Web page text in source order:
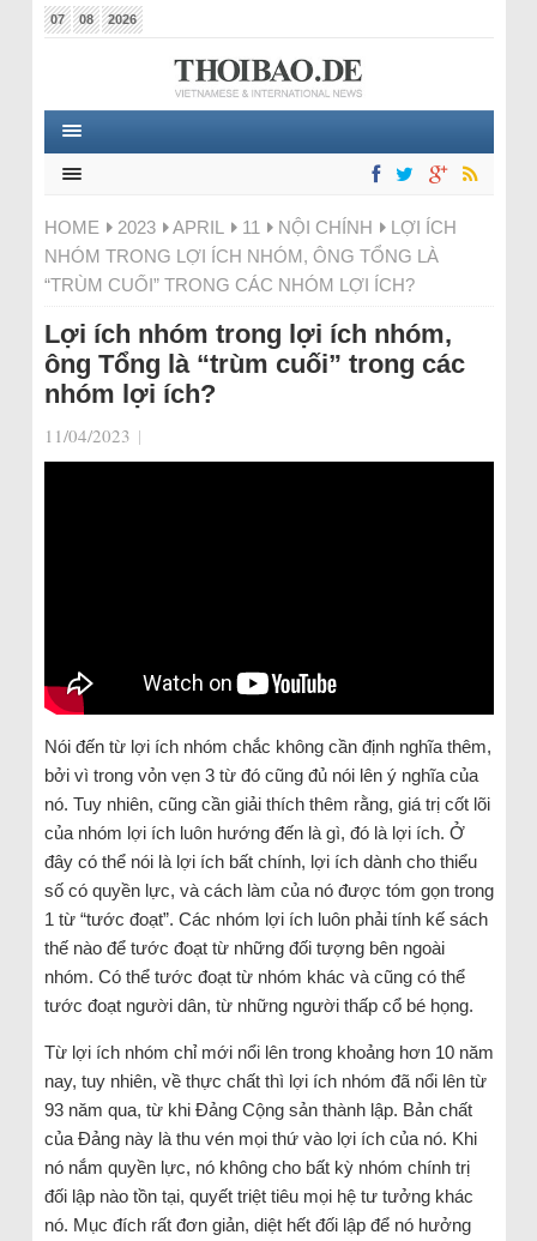
07 08 2026
HOME 2023 APRIL 11 NỘI CHÍNH
LỢI ÍCH
NHÓM TRONG LỢI ÍCH NHÓM, ÔNG TỔNG LÀ
“TRÙM CUỐI” TRONG CÁC NHÓM LỢI ÍCH?
Lợi ích nhóm trong lợi ích nhóm,
ông Tổng là “trùm cuối” trong các
nhóm lợi ích?
11/04/2023 |
Nói đến từ lợi ích nhóm chắc không cần định nghĩa thêm,
bởi vì trong vỏn vẹn 3 từ đó cũng đủ nói lên ý nghĩa của
nó. Tuy nhiên, cũng cần giải thích thêm rằng, giá trị cốt lõi
của nhóm lợi ích luôn hướng đến là gì, đó là lợi ích. Ở
đây có thể nói là lợi ích bất chính, lợi ích dành cho thiểu
số có quyền lực, và cách làm của nó được tóm gọn trong
1 từ “tước đoạt”. Các nhóm lợi ích luôn phải tính kế sách
thế nào để tước đoạt từ những đối tượng bên ngoài
nhóm. Có thể tước đoạt từ nhóm khác và cũng có thể
tước đoạt người dân, từ những người thấp cổ bé họng.
Từ lợi ích nhóm chỉ mới nổi lên trong khoảng hơn 10 năm
nay, tuy nhiên, về thực chất thì lợi ích nhóm đã nổi lên từ
93 năm qua, từ khi Đảng Cộng sản thành lập. Bản chất
của Đảng này là thu vén mọi thứ vào lợi ích của nó. Khi
nó nắm quyền lực, nó không cho bất kỳ nhóm chính trị
đối lập nào tồn tại, quyết triệt tiêu mọi hệ tư tưởng khác
nó. Mục đích rất đơn giản, diệt hết đối lập để nó hưởng